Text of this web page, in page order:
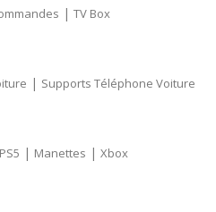
| TV Box
| Supports Téléphone Voiture
| Manettes | Xbox